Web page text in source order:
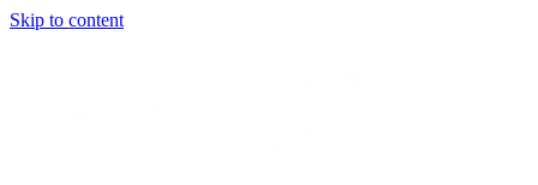
Skip to content